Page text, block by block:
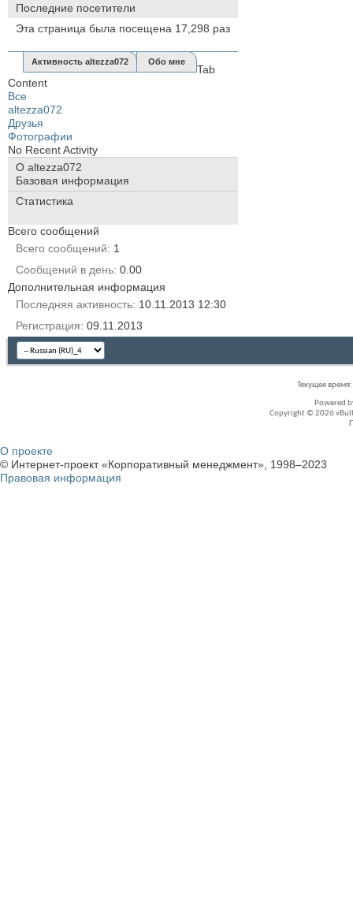
Последние посетители
Эта страница была посещена 17,298 раз
Активность altezza072 Обо мне
Tab
Content
Все
altezza072
Друзья
Фотографии
No Recent Activity
О altezza072
Базовая информация
Статистика
Всего сообщений
Всего сообщений
1
Сообщений в день 0.00
Дополнительная информация
Последняя активность 10.11.2013 12:30
Регистрация 09.11.2013
Текущее время:
Powered
Copyright © 2026
О проекте
© Интернет-проект «Корпоративный менеджмент», 1998–2023
Правовая информация